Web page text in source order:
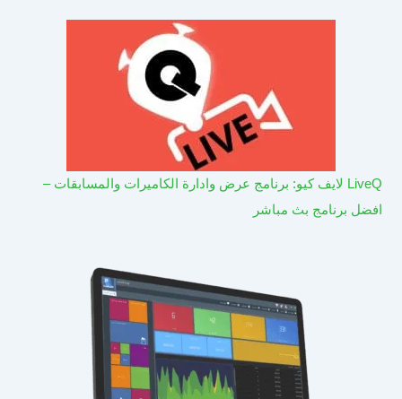
LiveQ لايف كيو: برنامج عرض وادارة الكاميرات والمسابقات –
افضل برنامج بث مباشر